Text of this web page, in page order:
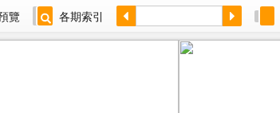
覽 各期索引